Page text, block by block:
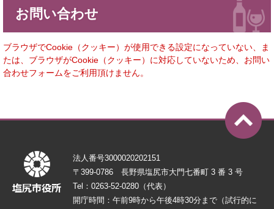
本
文
へ
お問い合わせ
ブラウザでCookie（クッキー）が使用できる設定になっていない、ま
たは、ブラウザがCookie（クッキー）に対応していないため、お問い
合わせフォームをご利用頂けません。
法人番号3000020202151
〒399-0786 長野県塩尻市大門七番町 3 番 3 号
Tel：0263-52-0280（代表）
開庁時間：午前9時から午後4時30分まで（試行的に